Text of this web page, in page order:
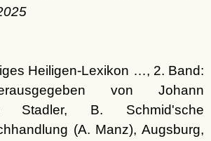
Heiligen-Lexikon …, 2. Band:
von Johann
Stadler, B. Schmid'sche
(A. Manz), Augsburg,